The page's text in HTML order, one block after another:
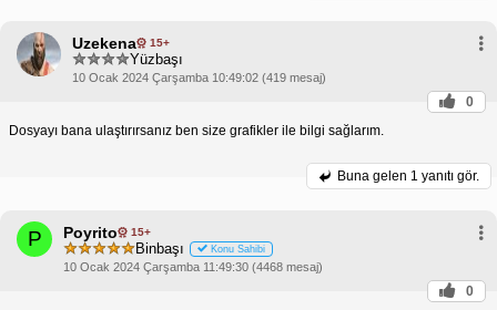
Uzekena 15+
Yüzbaşı
10 Ocak 2024 Çarşamba 10:49:02 (419 mesaj)
0
Dosyayı bana ulaştırırsanız ben size grafikler ile bilgi sağlarım.
Buna gelen 1 yanıtı gör.
P Poyrito 15+
Binbaşı Konu Sahibi
10 Ocak 2024 Çarşamba 11:49:30 (4468 mesaj)
0